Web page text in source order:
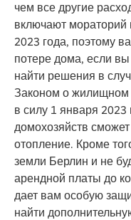
чем все другие
включают мораторий
2023 года, поэтому
потере дома, если
найти решения в
Законом о жилищном
в силу 1 января 2023
домохозяйств
отопление. Кроме
земли Берлин и не
арендной платы до
дает вам особую
найти